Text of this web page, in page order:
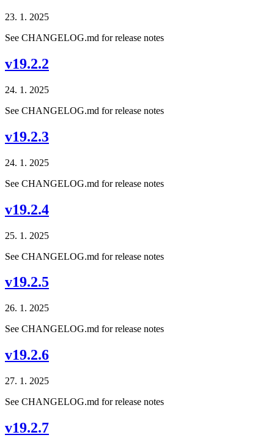
23. 1. 2025
See CHANGELOG.md for release notes
v19.2.2
24. 1. 2025
See CHANGELOG.md for release notes
v19.2.3
24. 1. 2025
See CHANGELOG.md for release notes
v19.2.4
25. 1. 2025
See CHANGELOG.md for release notes
v19.2.5
26. 1. 2025
See CHANGELOG.md for release notes
v19.2.6
27. 1. 2025
See CHANGELOG.md for release notes
v19.2.7